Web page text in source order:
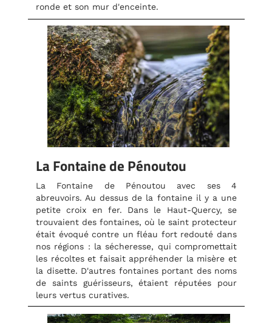
ronde et son mur d'enceinte.
La Fontaine de Pénoutou
La Fontaine de Pénoutou avec ses 4
abreuvoirs. Au dessus de la fontaine il y a une
petite croix en fer. Dans le Haut-Quercy, se
trouvaient des fontaines, où le saint protecteur
était évoqué contre un fléau fort redouté dans
nos régions : la sécheresse, qui compromettait
les récoltes et faisait appréhender la misère et
la disette. D'autres fontaines portant des noms
de saints guérisseurs, étaient réputées pour
leurs vertus curatives.